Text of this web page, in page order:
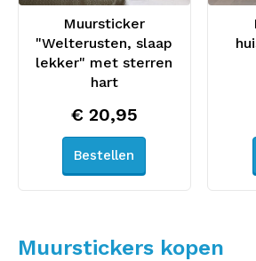
Muursticker
"Welterusten, slaap
lekker" met sterren
hart
€ 20,95
Bestellen
Muurstickers kopen